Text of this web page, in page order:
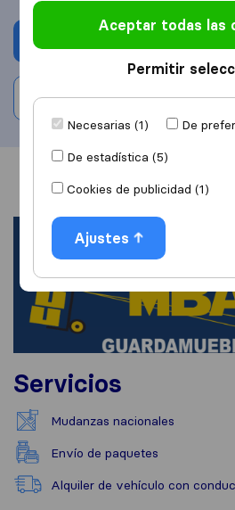
Escribe una
Información
Servicios
Mudanzas nacionales
Envío de paquetes
Alquiler de vehículo con
Aceptar todas las
Permitir
Necesarias (1)
De
De estadística (5)
Cookies de publicidad (1)
Ajustes